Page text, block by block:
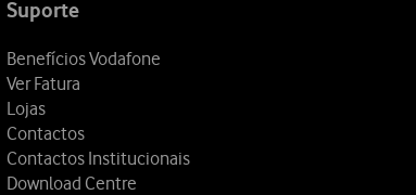
Suporte
Benefícios Vodafone
Ver Fatura
Lojas
Contactos
Contactos Institucionais
Download Centre